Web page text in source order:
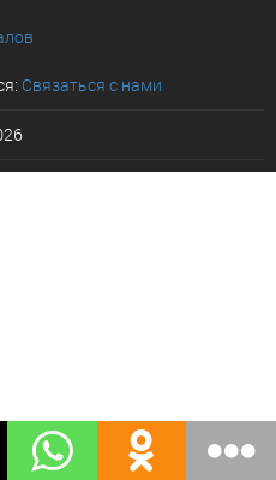
Связаться с нами